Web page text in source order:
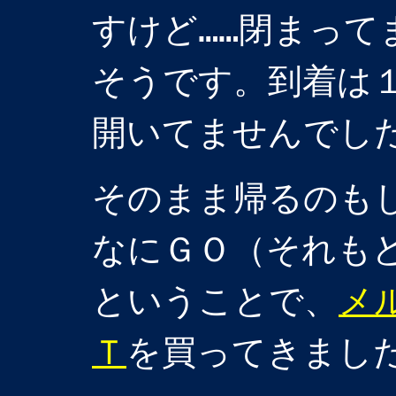
すけど……閉まって
そうです。到着は
開いてませんでし
そのまま帰るのも
なにＧＯ（それも
ということで、
メ
Ｔ を買ってきまし